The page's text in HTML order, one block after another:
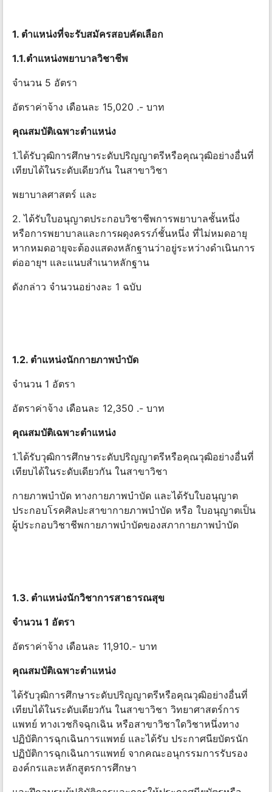
1. ตําแหน่งที่จะรับสมัครสอบคัดเลือก
1.1.ตําแหน่งพยาบาลวิชาชีพ
จำนวน 5 อัตรา
อัตราค่าจ้าง เดือนละ 15,020 .- บาท
คุณสมบัติเฉพาะตําแหน่ง
1.ได้รับวุฒิการศึกษาระดับปริญญาตรีหรือคุณวุฒิอย่างอื่นที่
เทียบได้ในระดับเดียวกัน ในสาขาวิชา
พยาบาลศาสตร์ และ
2. ได้รับใบอนุญาตประกอบวิชาชีพการพยาบาลชั้นหนึ่ง
หรือการพยาบาลและการผดุงครรภ์ชั้นหนึ่ง ที่ไม่หมดอายุ
หากหมดอายุจะต้องแสดงหลักฐานว่าอยู่ระหว่างดําเนินการ
ต่ออายุฯ และแนบสําเนาหลักฐาน
ดังกล่าว จํานวนอย่างละ 1 ฉบับ
1.2. ตําแหน่งนักกายภาพบําบัด
จำนวน 1 อัตรา
อัตราค่าจ้าง เดือนละ 12,350 .- บาท
คุณสมบัติเฉพาะตําแหน่ง
1.ได้รับวุฒิการศึกษาระดับปริญญาตรีหรือคุณวุฒิอย่างอื่นที่
เทียบได้ในระดับเดียวกัน ในสาขาวิชา
กายภาพบําบัด ทางกายภาพบําบัด และได้รับใบอนุญาต
ประกอบโรคศิลปะสาขากายภาพบําบัด หรือ ใบอนุญาตเป็น
ผู้ประกอบวิชาชีพกายภาพบําบัดของสภากายภาพบําบัด
1.3. ตําแหน่งนักวิชาการสาธารณสุข
จำนวน 1 อัตรา
อัตราค่าจ้าง เดือนละ 11,910.- บาท
คุณสมบัติเฉพาะตําแหน่ง
ได้รับวุฒิการศึกษาระดับปริญญาตรีหรือคุณวุฒิอย่างอื่นที่
เทียบได้ในระดับเดียวกัน ในสาขาวิชา วิทยาศาสตร์การ
แพทย์ ทางเวชกิจฉุกเฉิน หรือสาขาวิชาใดวิชาหนึ่งทาง
ปฏิบัติการฉุกเฉินการแพทย์ และได้รับ ประกาศนียบัตรนัก
ปฏิบัติการฉุกเฉินการแพทย์ จากคณะอนุกรรมการรับรอง
องค์กรและหลักสูตรการศึกษา